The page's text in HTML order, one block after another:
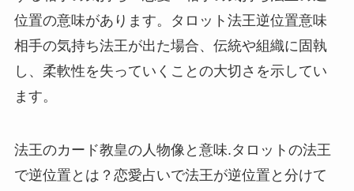
位置の意味があります。タロット法王逆位置意味
相手の気持ち法王が出た場合、伝統や組織に固執
し、柔軟性を失っていくことの大切さを示してい
ます。
法王のカード教皇の人物像と意味.タロットの法王
で逆位置とは？恋愛占いで法王が逆位置と分けて